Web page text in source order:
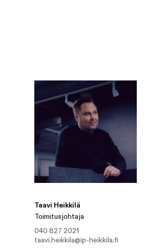
Taavi Heikkilä
Toimitusjohtaja
040 827 2021
taavi.heikkila@ip-heikkila.fi